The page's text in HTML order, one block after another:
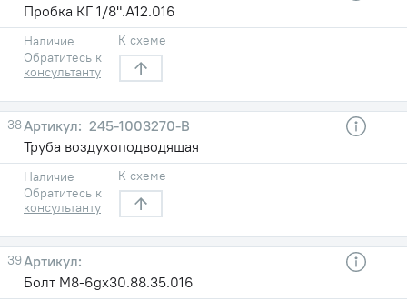
Пробка КГ 1/8".А12.016
Наличие
Обратитесь к
консультанту
К схеме
38
245-1003270-В
Труба воздухоподводящая
Наличие
Обратитесь к
консультанту
К схеме
39
Болт М8-6gх30.88.35.016